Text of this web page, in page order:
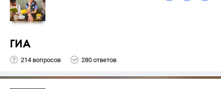
ГИА
214 вопросов 280 ответов